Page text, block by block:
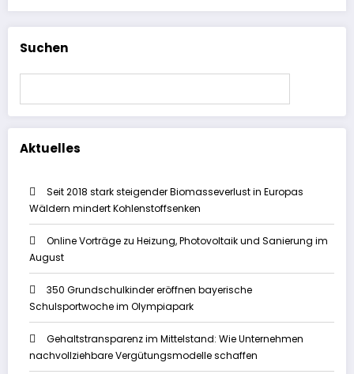
Suchen
Aktuelles
Seit 2018 stark steigender Biomasseverlust in Europas
Wäldern mindert Kohlenstoffsenken
Online Vorträge zu Heizung, Photovoltaik und Sanierung im
August
350 Grundschulkinder eröffnen bayerische
Schulsportwoche im Olympiapark
Gehaltstransparenz im Mittelstand: Wie Unternehmen
nachvollziehbare Vergütungsmodelle schaffen